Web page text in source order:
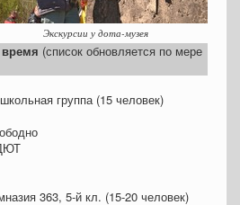
Экскурсии у дота-музея
(список обновляется по мере
группа (15 человек)
363, 5-й кл. (15-20 человек)